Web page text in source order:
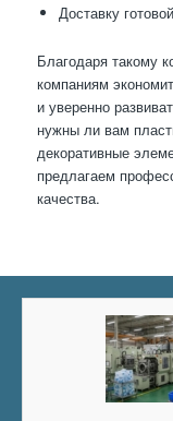
Доставку
Благодаря такому
компаниям
и уверенно
нужны ли вам
декоративные
предлагаем
качества.